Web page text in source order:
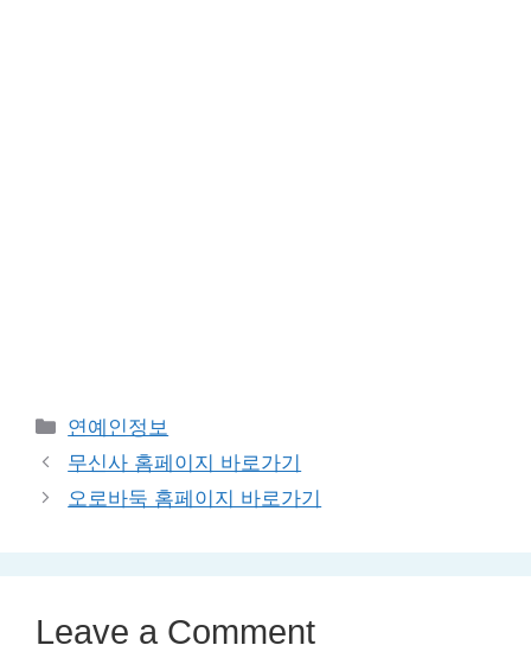
Categories
연예인정보
무신사 홈페이지 바로가기
오로바둑 홈페이지 바로가기
Leave a Comment